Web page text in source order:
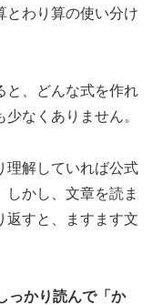
とわり算の使い分け
と、どんな式を作れ
なくありません。
理解していれば公式
かし、文章を読ま
返すと、ますます文
っかり読んで「か